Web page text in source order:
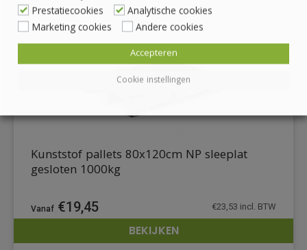
DETAILS
Kunststof pallets 80x120cm NP sleeplat
gesloten 1000kg
€19,45 €23,53 incl. BTW
BEKIJKEN
Prestatiecookies
Analytische cookies
Marketing cookies
Andere cookies
Cookie instellingen
Accepteren